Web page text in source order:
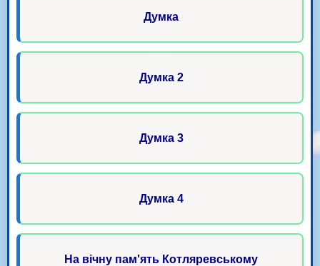
Думка
Думка 2
Думка 3
Думка 4
На вічну пам'ять Котляревському